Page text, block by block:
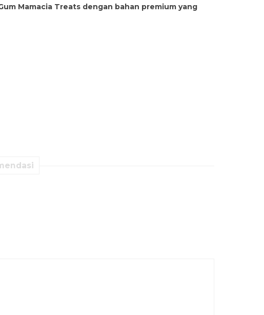
Mamacia Treats dengan bahan premium yang